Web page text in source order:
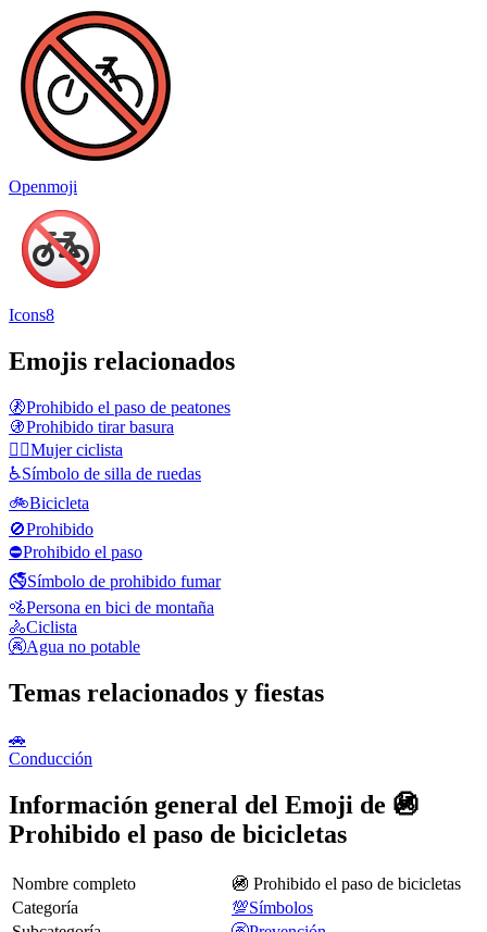
Openmoji
Icons8
Emojis relacionados
🚷Prohibido el paso de peatones
🚯Prohibido tirar basura
🚴‍♀️Mujer ciclista
♿Símbolo de silla de ruedas
🚲Bicicleta
🚫Prohibido
⛔Prohibido el paso
🚭Símbolo de prohibido fumar
🚵Persona en bici de montaña
🚴Ciclista
🚱Agua no potable
Temas relacionados y fiestas
🚗
Conducción
Información general del Emoji de 🚳
Prohibido el paso de bicicletas
Nombre completo
🚳 Prohibido el paso de bicicletas
Categoría
💯Símbolos